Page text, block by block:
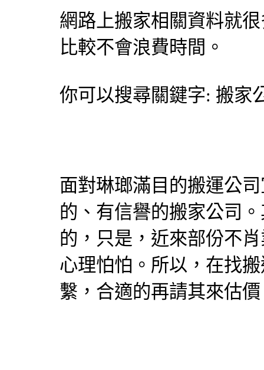
網路上搬家相關資料就
比較不會浪費時間。
你可以搜尋關鍵字: 搬家
面對琳瑯滿目的搬運公
的、有信譽的搬家公司
的，只是，近來部份不
心理怕怕。所以，在找
繫，合適的再請其來估